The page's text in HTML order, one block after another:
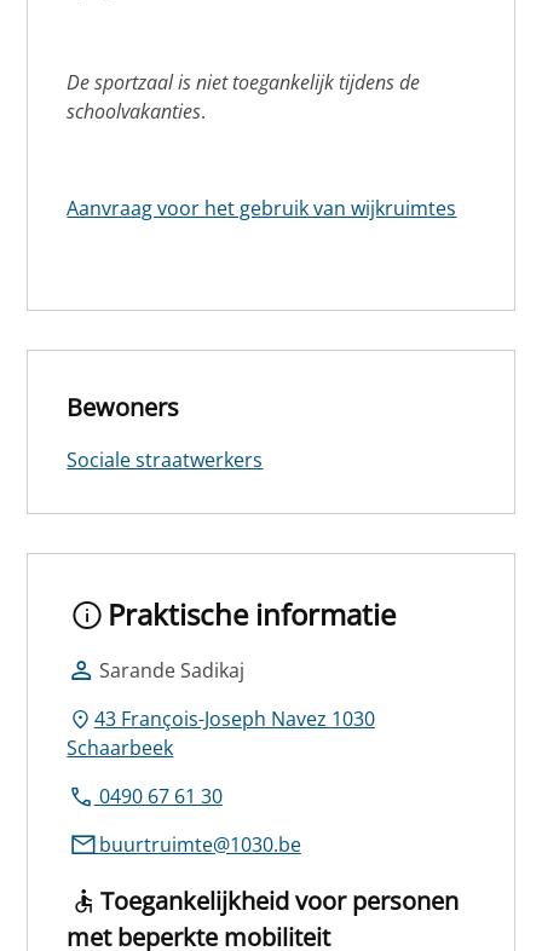
De sportzaal is niet toegankelijk tijdens de
schoolvakanties.
Aanvraag voor het gebruik van wijkruimtes
Bewoners
Sociale straatwerkers
Praktische informatie
Sarande Sadikaj
43 François-Joseph Navez 1030
Schaarbeek
0490 67 61 30
buurtruimte@1030.be
Toegankelijkheid voor personen
met beperkte mobiliteit